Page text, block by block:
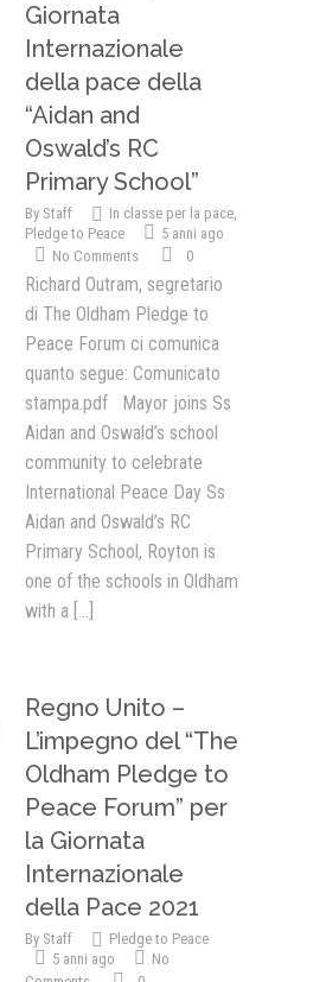
Giornata
Internazionale
della pace della
“Aidan and
Oswald’s RC
Primary School”
By Staff In classe per la pace,
Pledge to Peace
5 anni ago
No Comments
0
Richard Outram, segretario
di The Oldham Pledge to
Peace Forum ci comunica
quanto segue: Comunicato
stampa.pdf Mayor joins Ss
Aidan and Oswald’s school
community to celebrate
International Peace Day Ss
Aidan and Oswald’s RC
Primary School, Royton is
one of the schools in Oldham
with a [...]
Regno Unito –
L’impegno del “The
Oldham Pledge to
Peace Forum” per
la Giornata
Internazionale
della Pace 2021
By Staff
Pledge to Peace
5 anni ago
No